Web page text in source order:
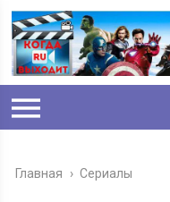
Главная › Сериалы